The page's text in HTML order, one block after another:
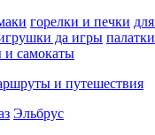
горелки и печки
да игры палатки
и самокаты
и путешествия
Эльбрус